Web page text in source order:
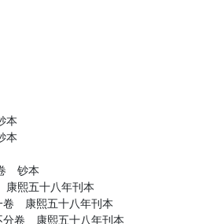
本
本
钞本
熙五十八年刊本
卷 康熙五十八年刊本
分卷 康熙五十八年刊本